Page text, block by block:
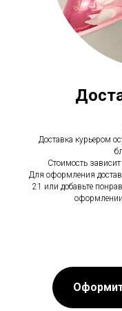
Доставка курьером
Стоимость
Для оформления
21 или добавьте